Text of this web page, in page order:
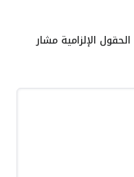
الحقول الإلزامية مشار